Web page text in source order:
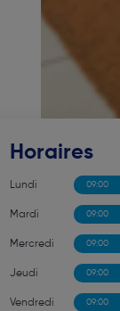
Horaires
Lundi 09:00
Mardi 09:00
Mercredi 09:00
Jeudi 09:00
Vendredi 09:00